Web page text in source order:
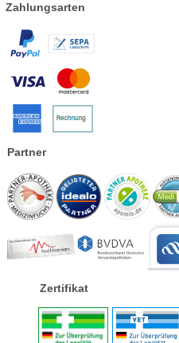
Zahlungsarten
Partner
Zertifikat